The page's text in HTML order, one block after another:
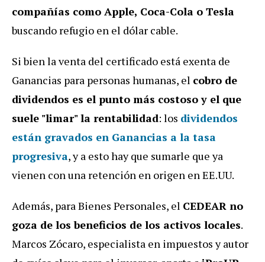
compañías como Apple, Coca-Cola o Tesla
buscando refugio en el dólar cable.
Si bien la venta del certificado está exenta de
Ganancias para personas humanas, el cobro de
dividendos es el punto más costoso y el que
suele "limar" la rentabilidad: los dividendos
están gravados en Ganancias a la tasa
progresiva, y a esto hay que sumarle que ya
vienen con una retención en origen en EE.UU.
Además, para Bienes Personales, el CEDEAR no
goza de los beneficios de los activos locales.
Marcos Zócaro, especialista en impuestos y autor